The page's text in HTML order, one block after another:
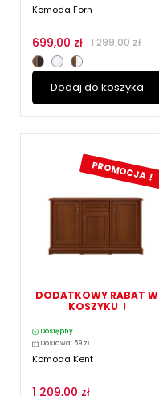
Komoda Forn
699,00 zł 1 299,00 zł
Dodaj do koszyka
PROMOCJA !
DODATKOWY RABAT W
KOSZYKU !
Dostępny
Dostawa: 59 zł
Komoda Kent
1 209,00 zł